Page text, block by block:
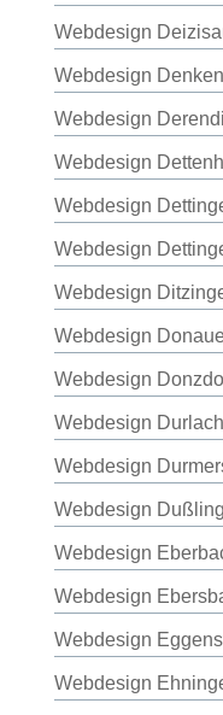
Webdesign
Webdesign
Webdesign
Webdesign
Webdesign
Webdesign
Webdesign
Webdesign
Webdesign
Webdesign Durlach
Webdesign
Webdesign
Webdesign
Webdesign
Webdesign
Webdesign